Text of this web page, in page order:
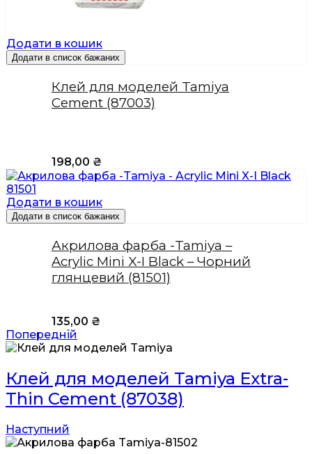
Додати в кошик
Додати в список бажаних
Клей для моделей Tamiya
Cement (87003)
198,00 ₴
Додати в кошик
Додати в список бажаних
Акрилова фарба -Tamiya –
Acrylic Mini X-I Black – Чорний
глянцевий (81501)
135,00 ₴
Попередній
Клей для моделей Tamiya Extra-
Thin Cement (87038)
Наступний